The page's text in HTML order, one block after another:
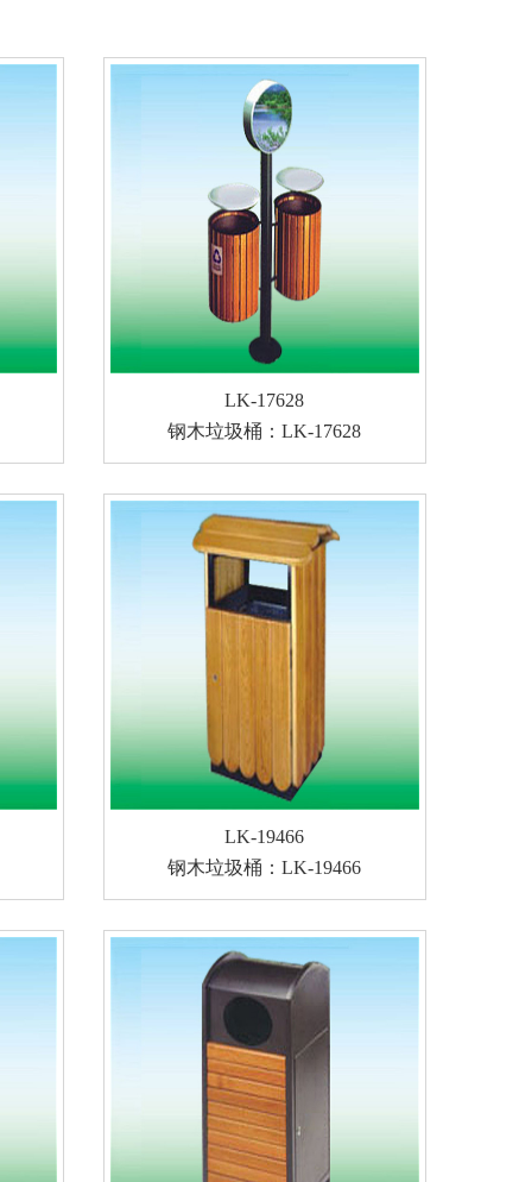
LK-17628
钢木垃圾桶：LK-17628
LK-19466
钢木垃圾桶：LK-19466